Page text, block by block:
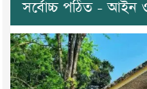
সর্বোচ্চ পঠিত - আইন